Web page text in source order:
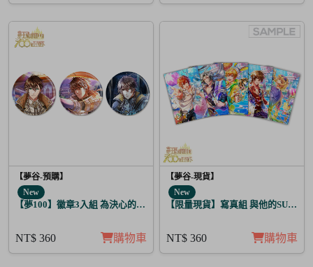
【夢谷-預購】
New
【夢100】徽章3入組 為決心的落幕獻上愛之歌 阿魯泰爾
NT$ 360 購物車
【夢谷-現貨】
New
【限量現貨】寫真組 與他的
NT$ 360 購物車